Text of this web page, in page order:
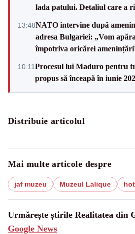
lada patului. Detaliul care a
13:48NATO intervine după
adresa Bulgariei: „Vom
împotriva oricărei
10:11Procesul lui Maduro pentru
propus să înceapă în iunie
Distribuie articolul
Mai multe articole despre
jaf muzeu Muzeul Lalique
Urmărește știrile Realitatea din
Google News